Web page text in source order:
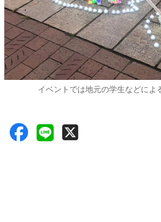
イベントでは地元の学生などによ